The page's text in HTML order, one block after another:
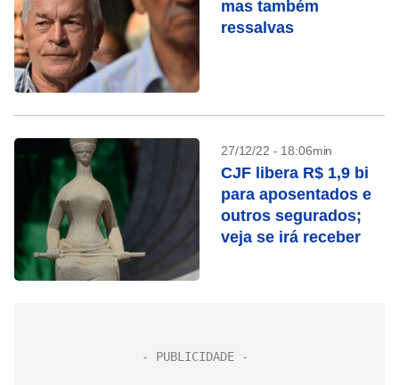
mas também
ressalvas
27/12/22 - 18:06min
CJF libera R$ 1,9 bi
para aposentados e
outros segurados;
veja se irá receber